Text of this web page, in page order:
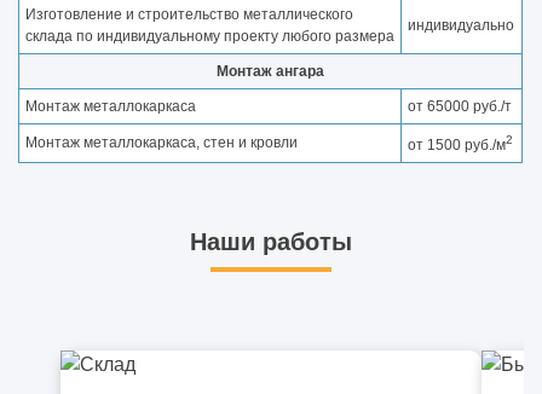
Изготовление и строительство металлического
склада по индивидуальному проекту любого размера
индивидуально
Монтаж ангара
Монтаж металлокаркаса от 65000 руб./т
Монтаж металлокаркаса, стен и кровли от 1500 руб./м2
Наши работы